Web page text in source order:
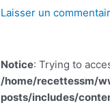
Laisser un
Notice: Trying to
/home/recettessm/
posts/includes/